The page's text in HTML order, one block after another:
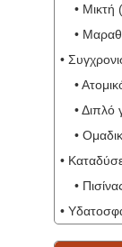
• Μικτή
•
•
•
• Διπλό
•
•
•
•